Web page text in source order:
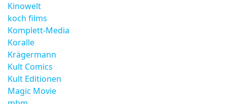
Kinowelt
koch films
Komplett-Media
Koralle
Krägermann
Kult Comics
Kult Editionen
Magic Movie